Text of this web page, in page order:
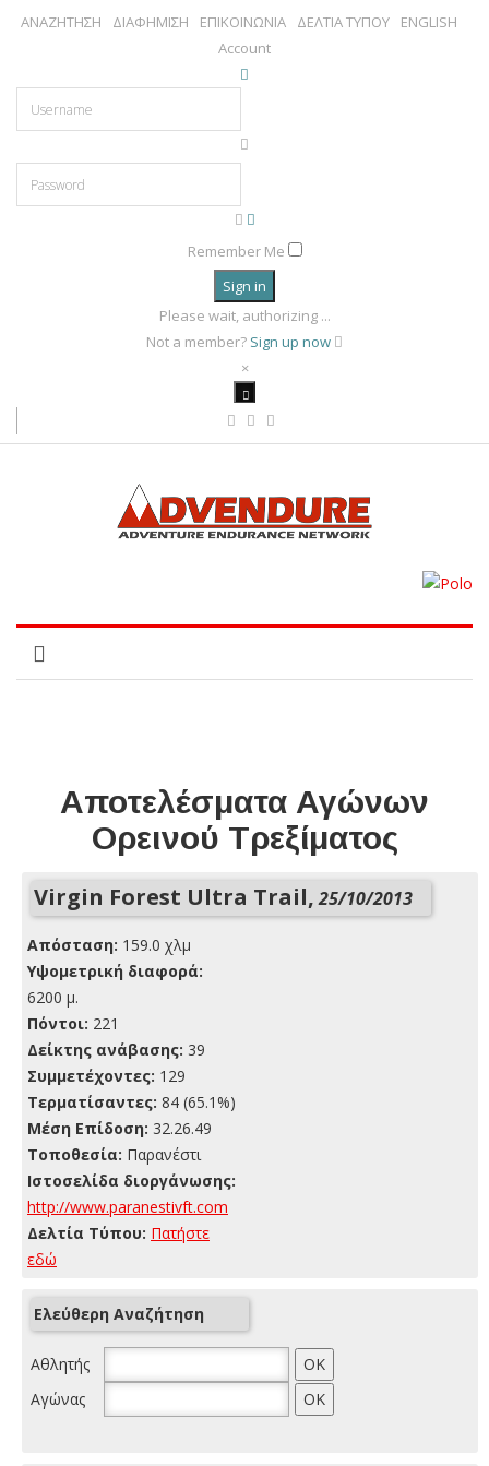
ΑΝΑΖΗΤΗΣΗ ΔΙΑΦΗΜΙΣΗ ΕΠΙΚΟΙΝΩΝΙΑ ΔΕΛΤΙΑ ΤΥΠΟΥ
ENGLISH
Account
Remember Me
Sign in
Please wait, authorizing ...
Not a member? Sign up now
×
Αποτελέσματα Αγώνων
Ορεινού Τρεξίματος
Virgin Forest Ultra Trail,25/10/2013
Απόσταση: 159.0 χλμ
Yψομετρική διαφορά:
6200 μ.
Πόντοι: 221
Δείκτης ανάβασης: 39
Συμμετέχοντες: 129
Τερματίσαντες: 84 (65.1%)
Μέση Επίδοση: 32.26.49
Τοποθεσία: Παρανέστι
Ιστοσελίδα διοργάνωσης:
http://www.paranestivft.com
Δελτία Τύπου: Πατήστε
εδώ
Ελεύθερη Αναζήτηση
Αθλητής
Αγώνας